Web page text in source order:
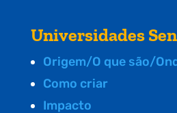
Universidades
Origem/O que são/
Como criar
Impacto